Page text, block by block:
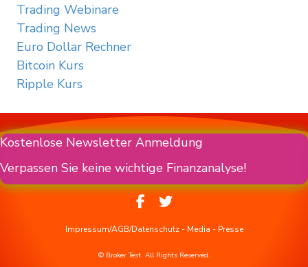
Trading Webinare
Trading News
Euro Dollar Rechner
Bitcoin Kurs
Ripple Kurs
Kostenlose Newsletter Anmeldung
Verpassen Sie keine wichtige Finanzanalyse!
Impressum/AGB/Datenschutz- Media - Presse
© Broker Test. All Rights Reserved.